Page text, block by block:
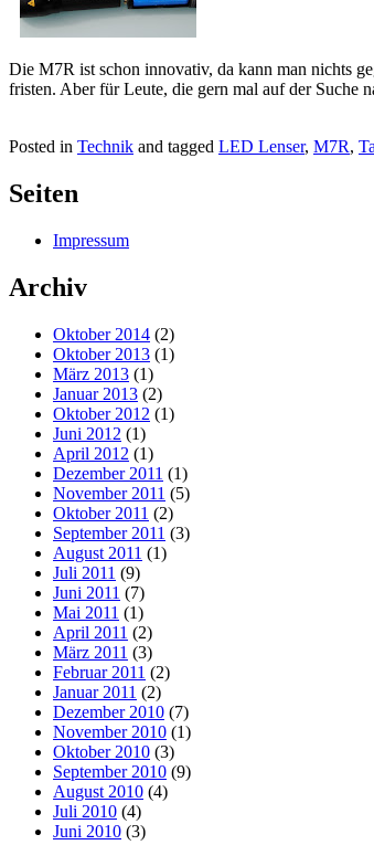
Die M7R ist schon innovativ, da kann man nichts
fristen. Aber für Leute, die gern mal auf der Suche
Posted in Technik and tagged LED Lenser, M7R,
Seiten
Impressum
Archiv
Oktober 2014 (2)
Oktober 2013 (1)
März 2013 (1)
Januar 2013 (2)
Oktober 2012 (1)
Juni 2012 (1)
April 2012 (1)
Dezember 2011 (1)
November 2011 (5)
Oktober 2011 (2)
September 2011 (3)
August 2011 (1)
Juli 2011 (9)
Juni 2011 (7)
Mai 2011 (1)
April 2011 (2)
März 2011 (3)
Februar 2011 (2)
Januar 2011 (2)
Dezember 2010 (7)
November 2010 (1)
Oktober 2010 (3)
September 2010 (9)
August 2010 (4)
Juli 2010 (4)
Juni 2010 (3)